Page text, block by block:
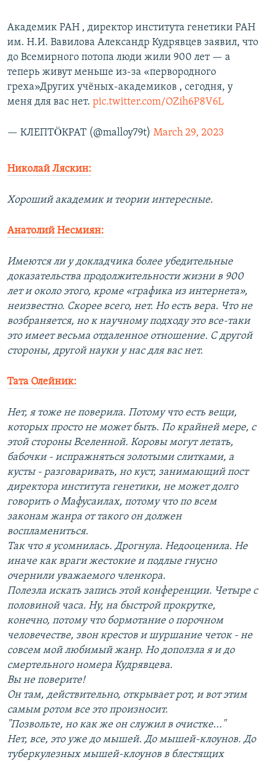
Академик РАН , директор института генетики РАН
им. Н.И. Вавилова Александр Кудрявцев заявил, что
до Всемирного потопа люди жили 900 лет — а
теперь живут меньше из-за «первородного
греха»Других учёных-академиков , сегодня, у
меня для вас нет. pic.twitter.com/OZih6P8V6L
— КЛЕПТÖКРАТ (@malloy79t) March 29, 2023
Николай Ляскин:
Хороший академик и теории интересные.
Анатолий Несмиян:
Имеются ли у докладчика более убедительные
доказательства продолжительности жизни в 900
лет и около этого, кроме «графика из интернета»,
неизвестно. Скорее всего, нет. Но есть вера. Что не
возбраняется, но к научному подходу это все-таки
это имеет весьма отдаленное отношение. С другой
стороны, другой науки у нас для вас нет.
Тата Олейник:
Нет, я тоже не поверила. Потому что есть вещи,
которых просто не может быть. По крайней мере, с
этой стороны Вселенной. Коровы могут летать,
бабочки - испражняться золотыми слитками, а
кусты - разговаривать, но куст, занимающий пост
директора института генетики, не может долго
говорить о Мафусаилах, потому что по всем
законам жанра от такого он должен
воспламениться.
Так что я усомнилась. Дрогнула. Недооценила. Не
иначе как враги жестокие и подлые гнусно
очернили уважаемого членкора.
Полезла искать запись этой конференции. Четыре с
половиной часа. Ну, на быстрой прокрутке,
конечно, потому что бормотание о порочном
человечестве, звон крестов и шуршание четок - не
совсем мой любимый жанр. Но доползла я и до
смертельного номера Кудрявцева.
Вы не поверите!
Он там, действительно, открывает рот, и вот этим
самым ротом все это произносит.
"Позвольте, но как же он служил в очистке..."
Нет, все, это уже до мышей. До мышей-клоунов. До
туберкулезных мышей-клоунов в блестящих